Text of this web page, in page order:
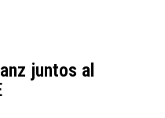
juntos al